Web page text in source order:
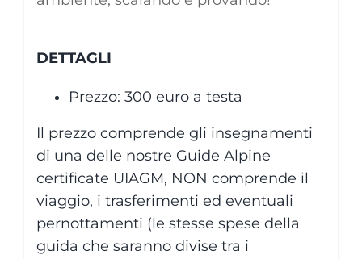
DETTAGLI
Prezzo: 300 euro a testa
Il prezzo comprende gli insegnamenti
di una delle nostre Guide Alpine
certificate UIAGM, NON comprende il
viaggio, i trasferimenti ed eventuali
pernottamenti (le stesse spese della
guida che saranno divise tra i